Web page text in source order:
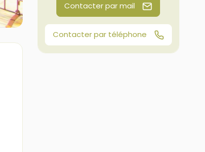
Contacter par mail
Contacter par téléphone